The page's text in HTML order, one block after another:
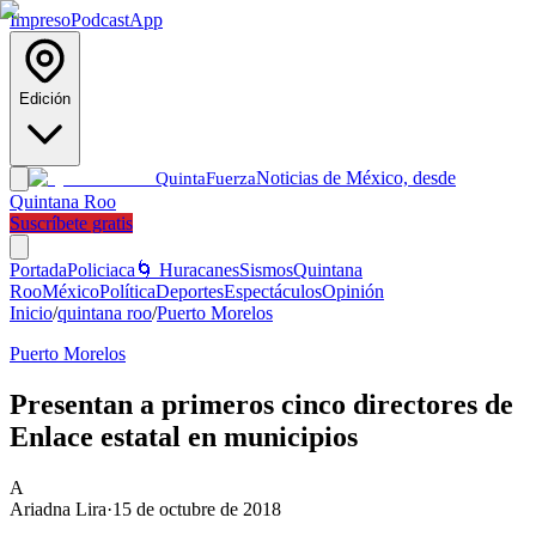
ImpresoPodcastApp
Edición
QuintaFuerzaNoticias de México, desde
Quintana Roo
Suscríbete gratis
PortadaPoliciaca 🌀 HuracanesSismosQuintana
RooMéxicoPolíticaDeportesEspectáculosOpinión
Inicio/quintana roo/Puerto Morelos
Puerto Morelos
Presentan a primeros cinco directores de
Enlace estatal en municipios
A
Ariadna Lira·15 de octubre de 2018